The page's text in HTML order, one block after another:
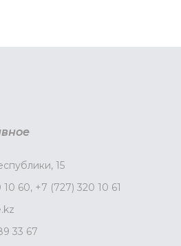
15
10 60, +7 (727) 320 10 61
33 67